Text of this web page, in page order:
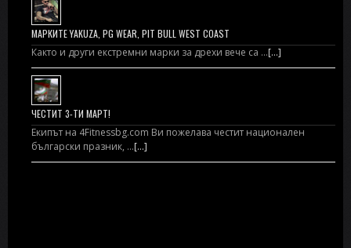
МАРКИТЕ YAKUZA, PG WEAR, PIT BULL WEST COAST
Както и други екстремни марки за дрехи вече са …[...]
ЧЕСТИТ 3-ТИ МАРТ!
Екипът на 4Fitnessbg.com Ви пожелава честит национален
български празник, …[...]